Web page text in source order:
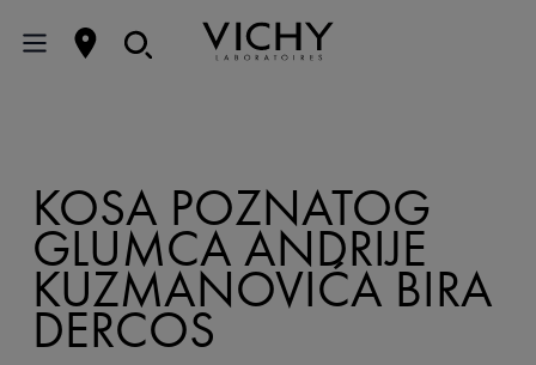
KOSA POZNATOG
GLUMCA ANDRIJE
KUZMANOVIĆA BIRA
DERCOS